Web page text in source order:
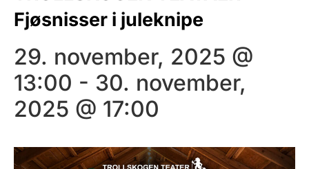
Fjøsnisser i juleknipe
29. november, 2025 @
13:00 - 30. november,
2025 @ 17:00